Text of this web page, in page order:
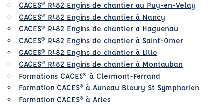
CACES® R482 Engins de chantier au Puy-en-Velay
CACES® R482 Engins de chantier à Nancy
CACES® R482 Engins de chantier à Haguenau
CACES® R482 Engins de chantier à Saint-Omer
CACES® R482 Engins de chantier à Lille
CACES® R482 Engins de chantier à Montauban
Formations CACES® à Clermont-Ferrand
Formation CACES® à Auneau Bleury St Symphorien
Formation CACES® à Arles